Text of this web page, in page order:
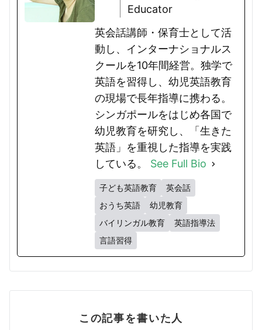
Educator
英会話講師・保育士として活
動し、インターナショナルス
クールを10年間経営。独学で
英語を習得し、幼児英語教育
の現場で長年指導に携わる。
シンガポールをはじめ各国で
幼児教育を研究し、「生きた
英語」を重視した指導を実践
している。 See Full Bio
子ども英語教育
英会話
おうち英語
幼児教育
バイリンガル教育
英語指導法
言語習得
この記事を書いた人